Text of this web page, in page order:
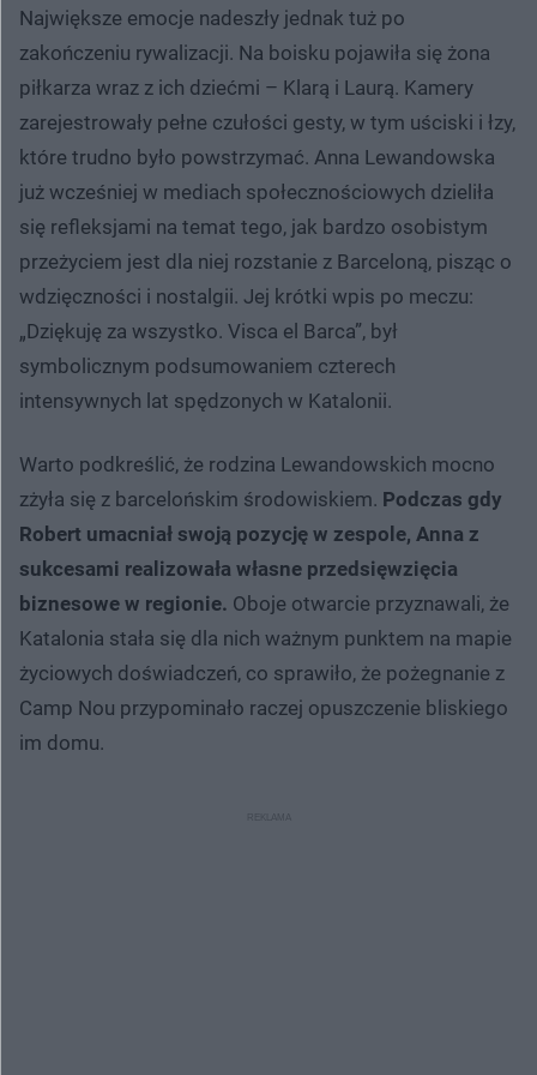
Największe emocje nadeszły jednak tuż po
zakończeniu rywalizacji. Na boisku pojawiła się żona
piłkarza wraz z ich dziećmi – Klarą i Laurą. Kamery
zarejestrowały pełne czułości gesty, w tym uściski i łzy,
które trudno było powstrzymać. Anna Lewandowska
już wcześniej w mediach społecznościowych dzieliła
się refleksjami na temat tego, jak bardzo osobistym
przeżyciem jest dla niej rozstanie z Barceloną, pisząc o
wdzięczności i nostalgii. Jej krótki wpis po meczu:
„Dziękuję za wszystko. Visca el Barca”, był
symbolicznym podsumowaniem czterech
intensywnych lat spędzonych w Katalonii.
Warto podkreślić, że rodzina Lewandowskich mocno
zżyła się z barcelońskim środowiskiem. Podczas gdy
Robert umacniał swoją pozycję w zespole, Anna z
sukcesami realizowała własne przedsięwzięcia
biznesowe w regionie. Oboje otwarcie przyznawali, że
Katalonia stała się dla nich ważnym punktem na mapie
życiowych doświadczeń, co sprawiło, że pożegnanie z
Camp Nou przypominało raczej opuszczenie bliskiego
im domu.